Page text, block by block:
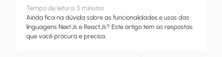
Tempo de leitura: 5 minutos
Ainda fica na dúvida sobre as funcionalidades e usos das
linguagens Next.Js e React.Js? Este artigo tem as respostas
que você procura e precisa.